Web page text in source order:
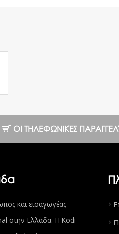
ΟΙ ΤΗΛΕΦΩΝΙΚΈΣ
και εισαγωγέας
στην Ελλάδα. Η Kodi